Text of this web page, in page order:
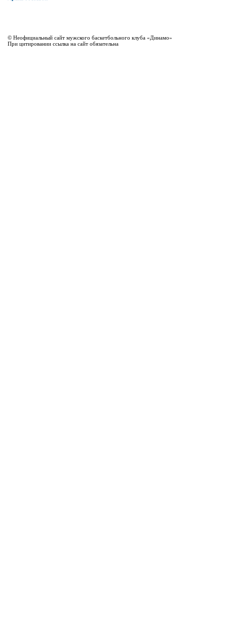
© Неофициальный сайт мужского баскетбольного клуба «Динамо»
При цитировании ссылка на сайт обязательна